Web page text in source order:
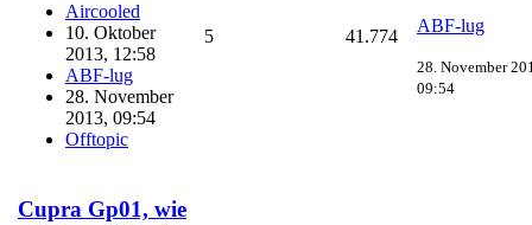
Aircooled
10. Oktober
2013, 12:58
ABF-lug
28. November
2013, 09:54
Offtopic
5 41.774
ABF-lug
28. November
09:54
Cupra Gp01, wie